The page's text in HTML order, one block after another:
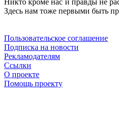
Никто кроме нас и правды не
Здесь нам тоже первыми быть
Пользовательское соглашение
Подписка на новости
Рекламодателям
Ссылки
О проекте
Помощь проекту